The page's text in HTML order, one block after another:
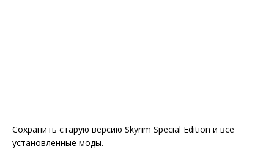
Сохранить старую версию Skyrim Special Edition и все
установленные моды.